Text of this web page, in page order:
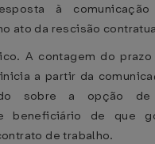
à comunicação
ato da rescisão
A contagem do
a partir da
sobre a opção de
beneficiário de que
de trabalho.